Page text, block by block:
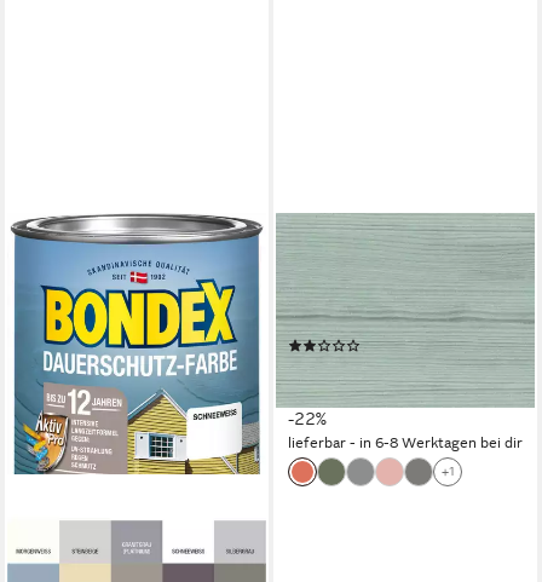
PROFI
Wetterschutzfarbe
Wetterschutzfarbe
halbdeckend Steingartenblau
(1)
ab 15,99 €
20,39 €
(21,32 €/ 1 l)
-22%
lieferbar - in 6-8 Werktagen bei dir
+1